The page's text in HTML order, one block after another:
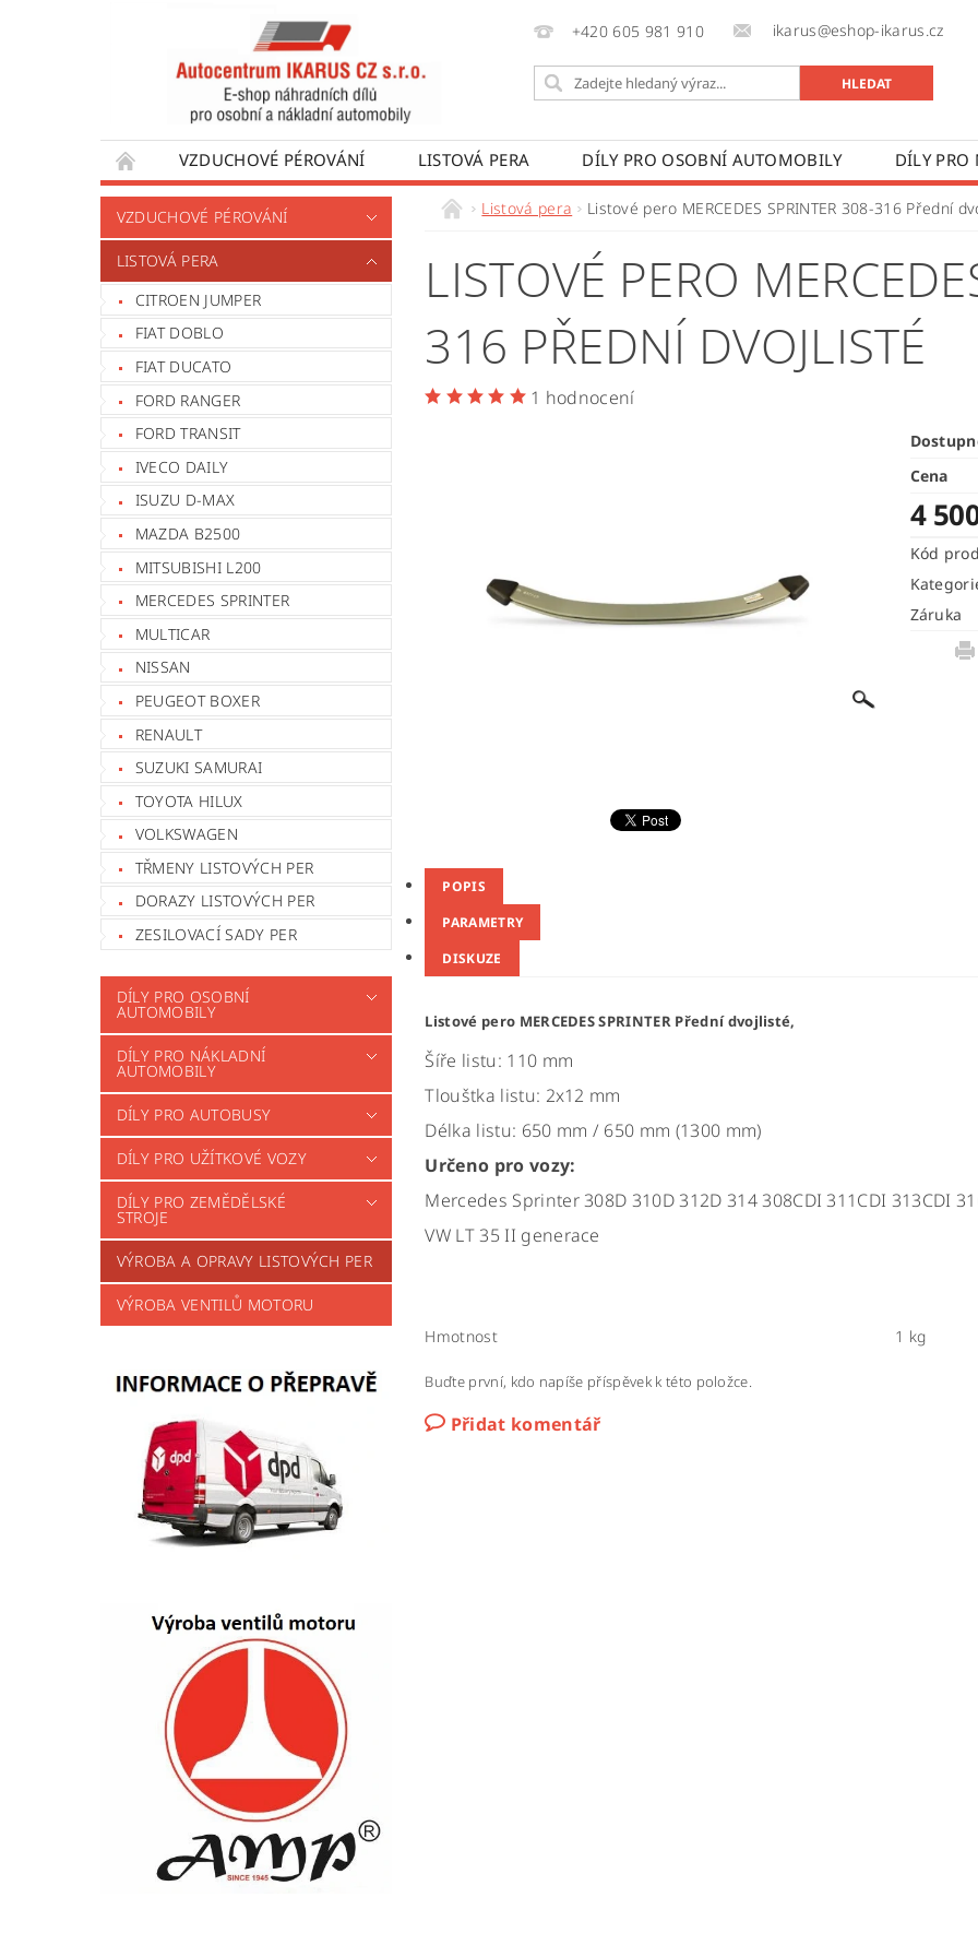
+420 605 981 910 ikarus@eshop-ikarus.cz
VZDUCHOVÉ PÉROVÁNÍ LISTOVÁ PERA DÍLY PRO OSOBNÍ AUTOMOBILY
DÍLY
DÍLY PRO AUTOBUSY
DÍLY PRO UŽÍTKOVÉ VOZY DÍLY PRO ZEMĚDĚLSKÉ STROJE
VÝROBA
VÝROBA VENTILŮ MOTORU
VZDUCHOVÉ PÉROVÁNÍ
LISTOVÁ PERA
CITROEN JUMPER
FIAT DOBLO
FIAT DUCATO
FORD RANGER
FORD TRANSIT
IVECO DAILY
ISUZU D-MAX
MAZDA B2500
MITSUBISHI L200
MERCEDES SPRINTER
MULTICAR
NISSAN
PEUGEOT BOXER
RENAULT
SUZUKI SAMURAI
TOYOTA HILUX
VOLKSWAGEN
TŘMENY LISTOVÝCH PER
DORAZY LISTOVÝCH PER
ZESILOVACÍ SADY PER
DÍLY PRO OSOBNÍ
AUTOMOBILY
DÍLY PRO NÁKLADNÍ
AUTOMOBILY
DÍLY PRO AUTOBUSY
DÍLY PRO UŽÍTKOVÉ VOZY
DÍLY PRO ZEMĚDĚLSKÉ
STROJE
VÝROBA A OPRAVY LISTOVÝCH PER
VÝROBA VENTILŮ MOTORU
Listová pera Listové pero MERCEDES SPRINTER 308-316 Přední
LISTOVÉ PERO
316 PŘEDNÍ DVOJLISTÉ
1 hodnocení
Cena
4
Kód
Záruka
POPIS
PARAMETRY
DISKUZE
Listové pero MERCEDES SPRINTER Přední dvojlisté,
Šíře listu: 110 mm
Tlouštka listu: 2x12 mm
Délka listu: 650 mm / 650 mm (1300 mm)
Určeno pro vozy:
Mercedes Sprinter 308D 310D 312D 314 308CDI 311CDI 313CDI
VW LT 35 II generace
Hmotnost 1 kg
Buďte první, kdo napíše příspěvek k této položce.
Přidat komentář